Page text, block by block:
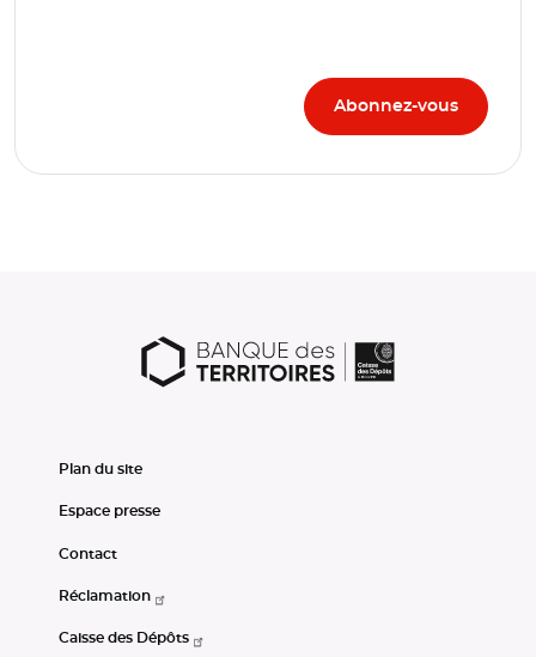
Plan du site
Espace presse
Contact
Réclamation
Caisse des Dépôts